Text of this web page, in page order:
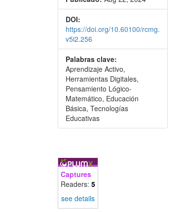
DOI:
https://doi.org/10.60100/rcmg.
v5i2.256
Palabras clave:
Aprendizaje Activo,
Herramientas Digitales,
Pensamiento Lógico-
Matemático, Educación
Básica, Tecnologías
Educativas
Captures
Readers: 5
see details